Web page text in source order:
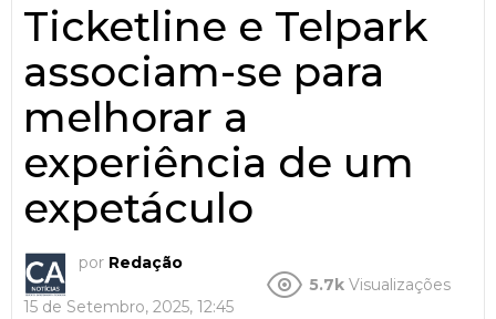
Ticketline e Telpark
associam-se para
melhorar a
experiência de um
expetáculo
por Redação
15 de Setembro, 2025, 12:45
5.7k Visualizações